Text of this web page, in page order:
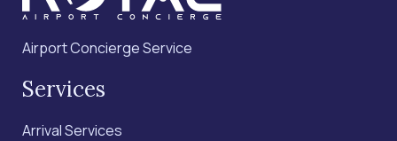
Airport Concierge Service
Services
Arrival Services